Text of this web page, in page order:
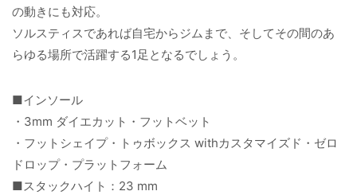
の動きにも対応。
ソルスティスであれば自宅からジムまで、そしてその間のあ
らゆる場所で活躍する1足となるでしょう。
■インソール
・3mm ダイエカット・フットベット
・フットシェイプ・トゥボックス withカスタマイズド・ゼロ
ドロップ・プラットフォーム
■スタックハイト：23 mm